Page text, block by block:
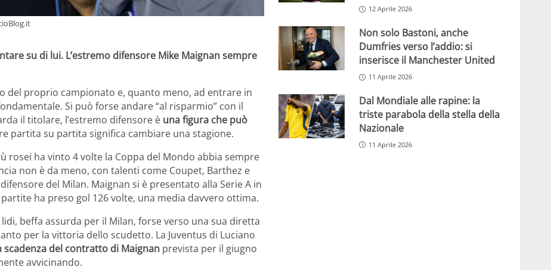
su di lui. L’estremo difensore Mike Maignan sempre
del proprio campionato e, quanto meno, ad entrare in
Si può forse andare “al risparmio” con il
il titolare, l’estremo difensore è una figura che può
partita su partita significa cambiare una stagione.
rosei ha vinto 4 volte la Coppa del Mondo abbia sempre
non è da meno, con talenti come Coupet, Barthez e
del Milan. Maignan si è presentato alla Serie A in
ha preso gol 126 volte, una media davvero ottima.
beffa assurda per il Milan, forse verso una sua diretta
per la vittoria dello scudetto. La Juventus di Luciano
scadenza del contratto di Maignan prevista per il giugno
avvicinando.
12 Aprile 2026
Non solo Bastoni, anche
Dumfries verso l’addio: si
inserisce il Manchester United
11 Aprile 2026
Dal Mondiale alle rapine: la
triste parabola della stella della
Nazionale
11 Aprile 2026